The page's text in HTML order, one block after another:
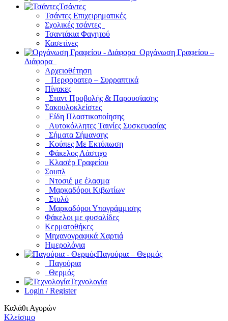
Τσάντες
Τσάντες Επιχειρηματικές
Σχολικές τσάντες
Τσαντάκια Φαγητού
Κασετίνες
Οργάνωση Γραφείου –
Διάφορα
Αρχειοθέτηση
Περφορατερ – Συρραπτικά
Πίνακες
Σταντ Προβολής & Παρουσίασης
Σακουλοκλείστες
Είδη Πλαστικοποίησης
Αυτοκόλλητες Ταινίες Συσκευασίας
Σήματα Σήμανσης
Κούπες Με Εκτύπωση
Φάκελος Λάστιχο
Κλασέρ Γραφείου
Σουπλ
Ντοσιέ με έλασμα
Μαρκαδόροι Κιβωτίων
Στυλό
Μαρκαδόροι Υπογράμμισης
Φάκελοι με φυσαλίδες
Κερματοθήκες
Μηχανογραφικά Χαρτιά
Ημερολόγια
Παγούρια – Θερμός
Παγούρια
Θερμός
Τεχνολογία
Login / Register
Καλάθι Αγορών
Κλείσιμο